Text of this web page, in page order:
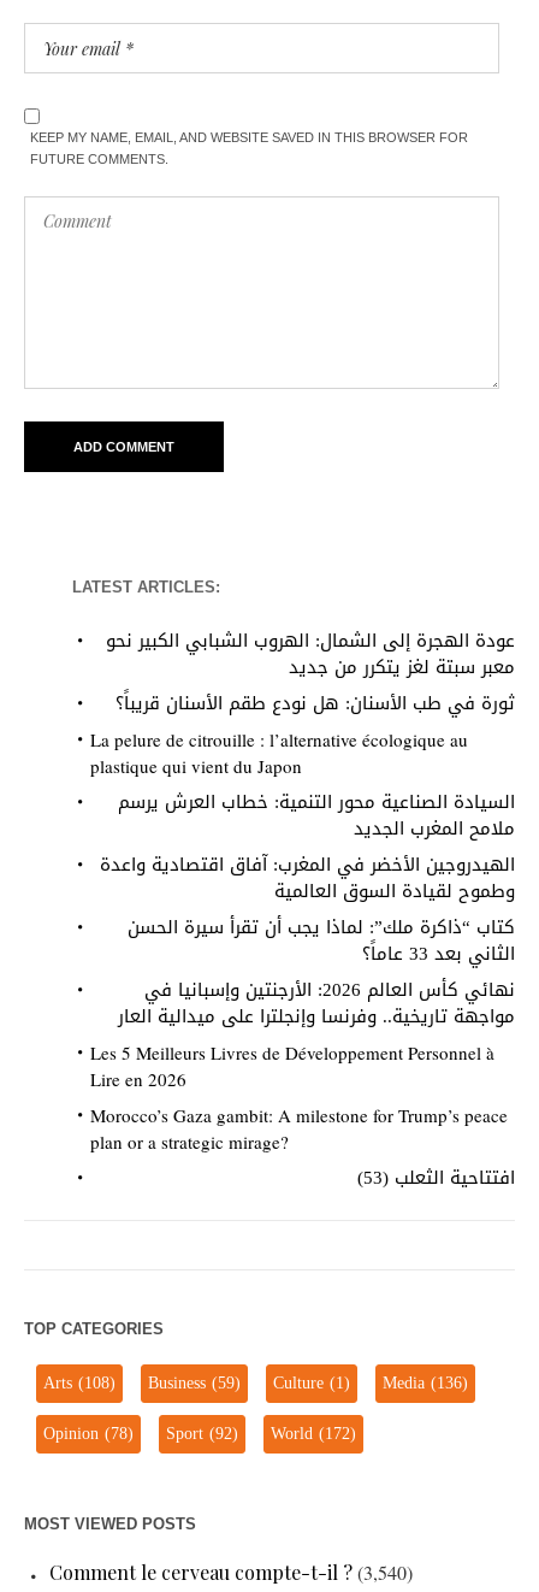
KEEP MY NAME, EMAIL, AND WEBSITE SAVED IN THIS BROWSER FOR
FUTURE COMMENTS.
LATEST ARTICLES:
عودة الهجرة إلى الشمال: الهروب الشبابي الكبير نحو
معبر سبتة لغز يتكرر من جديد
ثورة في طب الأسنان: هل نودع طقم الأسنان قريباً؟
La pelure de citrouille : l’alternative écologique au
plastique qui vient du Japon
السيادة الصناعية محور التنمية: خطاب العرش يرسم
ملامح المغرب الجديد
الهيدروجين الأخضر في المغرب: آفاق اقتصادية واعدة
وطموح لقيادة السوق العالمية
كتاب “ذاكرة ملك”: لماذا يجب أن تقرأ سيرة الحسن
الثاني بعد 33 عاماً؟
نهائي كأس العالم 2026: الأرجنتين وإسبانيا في
مواجهة تاريخية.. وفرنسا وإنجلترا على ميدالية العار
Les 5 Meilleurs Livres de Développement Personnel à
Lire en 2026
Morocco’s Gaza gambit: A milestone for Trump’s peace
plan or a strategic mirage?
افتتاحية الثعلب (53)
TOP CATEGORIES
Arts(108) Business(59) Culture(1) Media(136)
Opinion(78) Sport(92) World(172)
MOST VIEWED POSTS
Comment le cerveau compte-t-il ?(3,540)